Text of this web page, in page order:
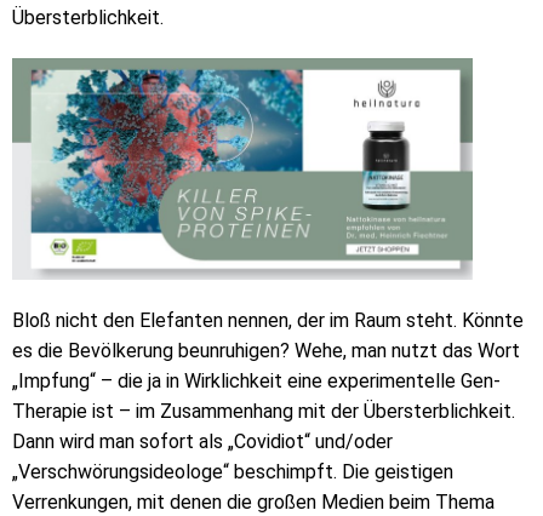
Übersterblichkeit.
Bloß nicht den Elefanten nennen, der im Raum steht. Könnte
es die Bevölkerung beunruhigen? Wehe, man nutzt das Wort
„Impfung“ – die ja in Wirklichkeit eine experimentelle Gen-
Therapie ist – im Zusammenhang mit der Übersterblichkeit.
Dann wird man sofort als „Covidiot“ und/oder
„Verschwörungsideologe“ beschimpft. Die geistigen
Verrenkungen, mit denen die großen Medien beim Thema